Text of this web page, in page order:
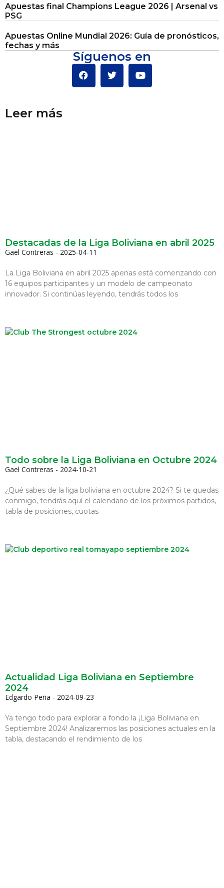
Apuestas final Champions League 2026 | Arsenal vs
PSG
Apuestas Online Mundial 2026: Guía de pronósticos,
fechas y más
Síguenos en
Leer más
Destacadas de la Liga Boliviana en abril 2025
Gael Contreras 2025-04-11
La Liga Boliviana en abril 2025 apenas está comenzando con
16 equipos participantes y un modelo de campeonato
innovador. Si continúas leyendo, tendrás todos los
Todo sobre la Liga Boliviana en Octubre 2024
Gael Contreras 2024-10-21
¿Qué sabes de la liga boliviana en octubre 2024? Si te quedas
conmigo, tendrás aquí el calendario de los próximos partidos,
tabla de posiciones, cuotas
Actualidad Liga Boliviana en Septiembre
2024
Edgardo Peña 2024-09-23
Ya tengo todo para explorar a fondo la ¡Liga Boliviana en
Septiembre 2024! Analizaremos las posiciones actuales en la
tabla, destacando el rendimiento de los